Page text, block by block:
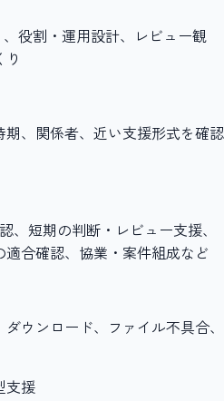
役割・運用設計、レビュー観
、関係者、近い支援形式を確認
、短期の判断・レビュー支援、
合確認、協業・案件組成など
ウンロード、ファイル不具合、
支援